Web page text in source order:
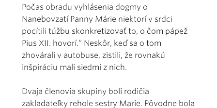
Počas obradu vyhlásenia dogmy o
Nanebovzatí Panny Márie niektorí v srdci
pocítili túžbu skonkretizovať to, o čom pápež
Pius XII. hovorí.“ Neskôr, keď sa o tom
zhovárali v autobuse, zistili, že rovnakú
inšpiráciu mali siedmi z nich.
Dvaja členovia skupiny boli rodičia
zakladateľky rehole sestry Marie. Pôvodne bola